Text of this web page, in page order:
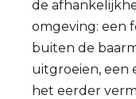
de
omgeving: een
buiten de
uitgroeien, een
het eerder